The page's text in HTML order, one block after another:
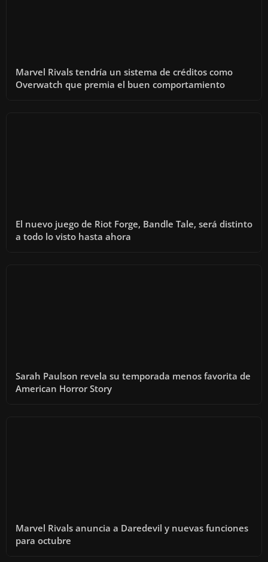
Marvel Rivals tendría un sistema de créditos como
Overwatch que premia el buen comportamiento
El nuevo juego de Riot Forge, Bandle Tale, será distinto
a todo lo visto hasta ahora
Sarah Paulson revela su temporada menos favorita de
American Horror Story
Marvel Rivals anuncia a Daredevil y nuevas funciones
para octubre